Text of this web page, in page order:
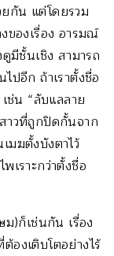
กัน แต่โดยรวม
ของเรื่อง อารมณ์
มีชั้นเชิง สามารถ
ปอีก ถ้าเราตั้งชื่อ
ช่น “ลับแลลาย
าวที่ถูกปิดกั้นจาก
มฆตั้งบังตาไว้
เราะกว่าตั้งชื่อ
)ก็เช่นกัน เรื่อง
องเติบโตอย่างไร้